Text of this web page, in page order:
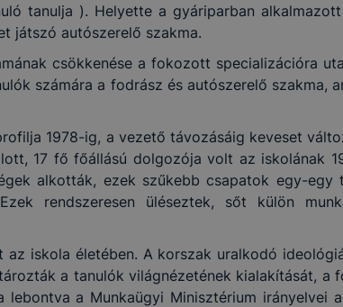
tanulja ). Helyette a gyáriparban
játszó autószerelő szakma.
csökkenése a fokozott specializációra
számára a fodrász és autószerelő szakma,
1978-ig, a vezető távozásáig keveset
17 fő főállású dolgozója volt az iskolának
alkották, ezek szűkebb csapatok egy-
rendszeresen üléseztek, sőt külön
iskola életében. A korszak uralkodó
a tanulók világnézetének kialakítását, a
a Munkaügyi Minisztérium irányelvei